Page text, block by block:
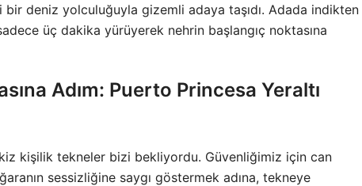
bir deniz yolculuğuyla gizemli adaya taşıdı. Adada indikten
üç dakika yürüyerek nehrin başlangıç noktasına
Adım: Puerto Princesa Yeraltı
kişilik tekneler bizi bekliyordu. Güvenliğimiz için can
sessizliğine saygı göstermek adına, tekneye